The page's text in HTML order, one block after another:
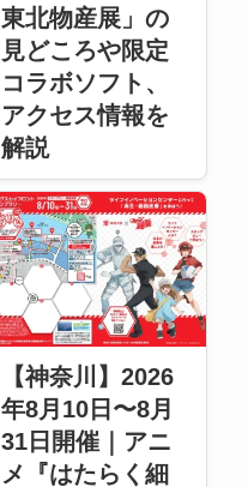
東北物産展」の
見どころや限定
コラボソフト、
アクセス情報を
解説
【神奈川】2026
年8月10日〜8月
31日開催｜アニ
メ『はたらく細